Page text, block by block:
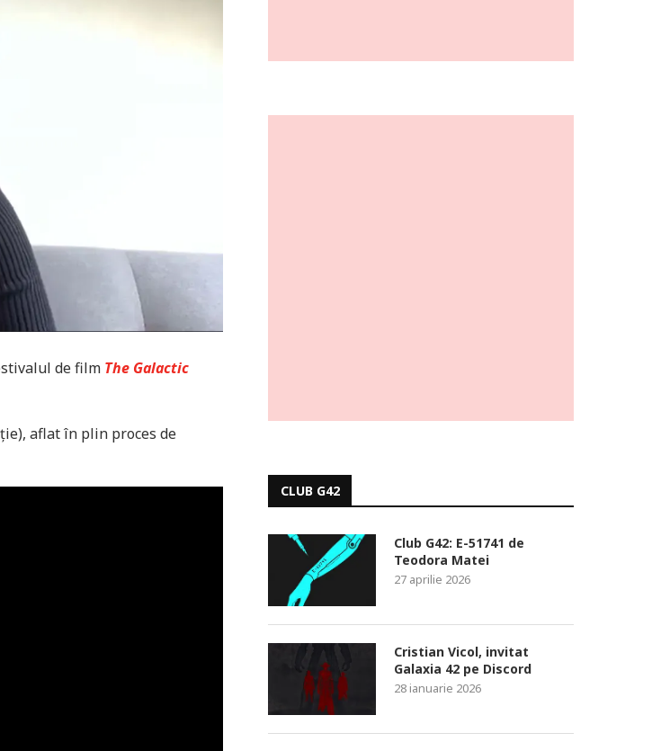
de film The Galactic
aflat în plin proces de
CLUB G42
Club G42: E-51741 de
Teodora Matei
27 aprilie 2026
Cristian Vicol, invitat
Galaxia 42 pe Discord
28 ianuarie 2026